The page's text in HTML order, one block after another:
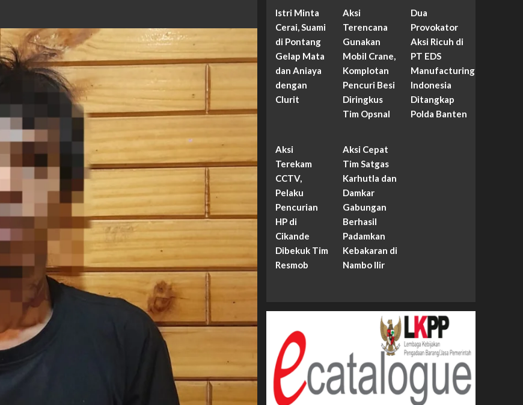
Istri Minta
Cerai, Suami
di Pontang
Gelap Mata
dan Aniaya
dengan
Clurit
Aksi
Terencana
Gunakan
Mobil Crane,
Komplotan
Pencuri Besi
Diringkus
Tim Opsnal
Dua
Provokator
Aksi Ricuh di
PT EDS
Manufacturing
Indonesia
Ditangkap
Polda Banten
Aksi
Terekam
CCTV,
Pelaku
Pencurian
HP di
Cikande
Dibekuk Tim
Resmob
Aksi Cepat
Tim Satgas
Karhutla dan
Damkar
Gabungan
Berhasil
Padamkan
Kebakaran di
Nambo Ilir